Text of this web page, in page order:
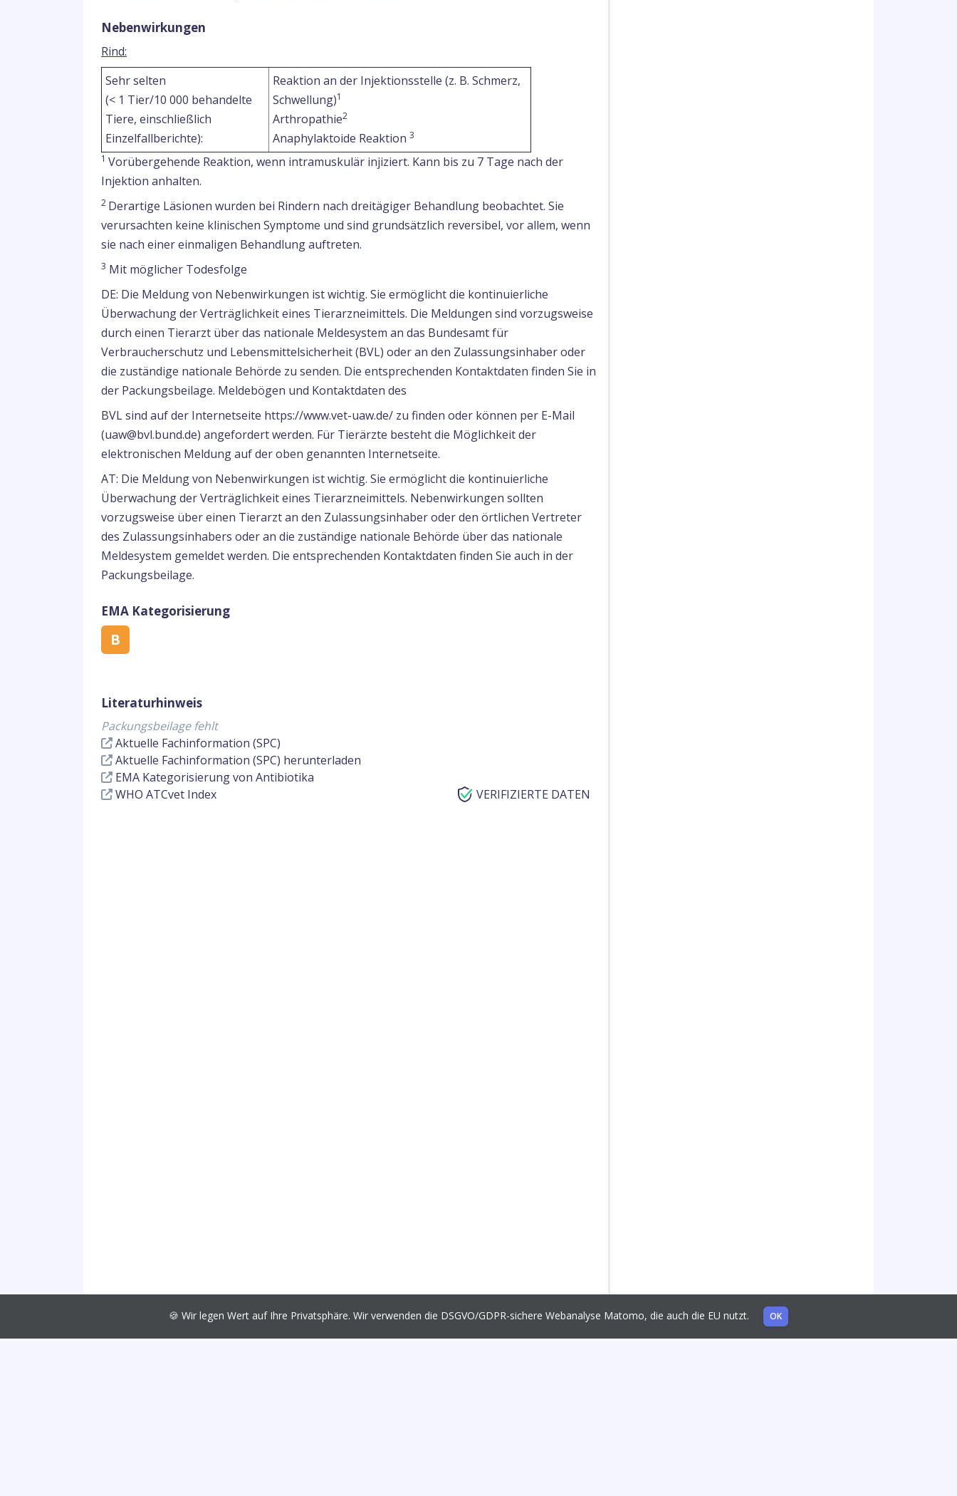
Nebenwirkungen
Rind:
Sehr selten
(< 1 Tier/10 000 behandelte
Tiere, einschließlich
Einzelfallberichte):
Reaktion an der Injektionsstelle (z. B. Schmerz,
Schwellung)1
Arthropathie2
Anaphylaktoide Reaktion 3
1 Vorübergehende Reaktion, wenn intramuskulär injiziert. Kann bis zu 7 Tage nach der
Injektion anhalten.
2 Derartige Läsionen wurden bei Rindern nach dreitägiger Behandlung beobachtet. Sie
verursachten keine klinischen Symptome und sind grundsätzlich reversibel, vor allem, wenn
sie nach einer einmaligen Behandlung auftreten.
3 Mit möglicher Todesfolge
DE: Die Meldung von Nebenwirkungen ist wichtig. Sie ermöglicht die kontinuierliche
Überwachung der Verträglichkeit eines Tierarzneimittels. Die Meldungen sind vorzugsweise
durch einen Tierarzt über das nationale Meldesystem an das Bundesamt für
Verbraucherschutz und Lebensmittelsicherheit (BVL) oder an den Zulassungsinhaber oder
die zuständige nationale Behörde zu senden. Die entsprechenden Kontaktdaten finden Sie in
der Packungsbeilage. Meldebögen und Kontaktdaten des
BVL sind auf der Internetseite https://www.vet-uaw.de/ zu finden oder können per E-Mail
(uaw@bvl.bund.de) angefordert werden. Für Tierärzte besteht die Möglichkeit der
elektronischen Meldung auf der oben genannten Internetseite.
AT: Die Meldung von Nebenwirkungen ist wichtig. Sie ermöglicht die kontinuierliche
Überwachung der Verträglichkeit eines Tierarzneimittels. Nebenwirkungen sollten
vorzugsweise über einen Tierarzt an den Zulassungsinhaber oder den örtlichen Vertreter
des Zulassungsinhabers oder an die zuständige nationale Behörde über das nationale
Meldesystem gemeldet werden. Die entsprechenden Kontaktdaten finden Sie auch in der
Packungsbeilage.
EMA Kategorisierung
B
Literaturhinweis
Packungsbeilage fehlt
Aktuelle Fachinformation (SPC)
Aktuelle Fachinformation (SPC) herunterladen
EMA Kategorisierung von Antibiotika
WHO ATCvet Index
VERIFIZIERTE DATEN
🍪 Wir legen Wert auf Ihre Privatsphäre. Wir verwenden die DSGVO/GDPR-sichere Webanalyse Matomo, die auch die EU nutzt. OK